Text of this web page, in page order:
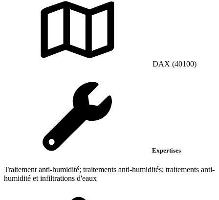
DAX (40100)
Expertises
Traitement anti-humidité; traitements anti-humidités; traitements anti-
humidité et infiltrations d'eaux